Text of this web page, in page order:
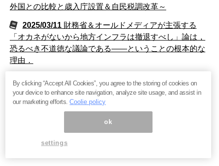
外国との比較と歳入庁設置＆自民税調改革～
2025/03/11 財務省＆オールドメディアが主張する
「オカネがないから地方インフラは撤退すべし」論は，
恐るべき不道徳な議論である――ということの根本的な
理由．
2025/03/08
石破政権＆財務省は「退職金・増税」を
ターゲットにし始めた．その理由を詳しく解説します．
た物別れ「失礼」で「アンフェア」なのは一体どっち
か？ロシアにもウクライナにも肩入れせず公正に見た上
で中立的に判断する．
By clicking “Accept All Cookies”, you agree to the storing of cookies on
your device to enhance site navigation, analyze site usage, and assist in
our marketing efforts.Coolie policy
ok
settings